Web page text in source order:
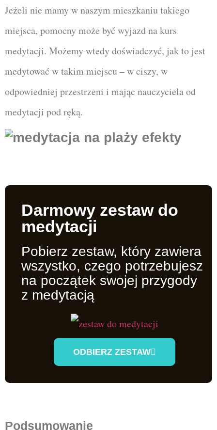
Jeżeli nie mamy w naszym mieszkaniu takiego
miejsca, pomocny może być wyjazd na kurs
medytacji. Możemy wtedy doświadczyć, jak to jest
medytować w takim miejscu – w ciszy, w
odpowiedniej przestrzeni i mając nauczyciela od
medytacji pod ręką.
Darmowy zestaw do
medytacji​
Pobierz zestaw, który zawiera
wszystko, czego potrzebujesz
na początek swojej przygody
z medytacją
ODBIERZ ZESTAW
Podsumowanie